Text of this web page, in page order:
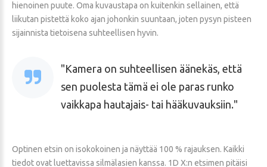
hienoinen puute. Oma kuvaustapa on kuitenkin sellainen, että
liikutan pistettä koko ajan johonkin suuntaan, joten pysyn pisteen
sijainnista tietoisena suhteellisen hyvin.
Kamera on suhteellisen äänekäs, että
sen puolesta tämä ei ole paras runko
vaikkapa hautajais- tai hääkuvauksiin.
Optinen etsin on isokokoinen ja näyttää 100 % rajauksen. Kaikki
tiedot ovat luettavissa silmälasien kanssa. 1D X:n etsimen pitäisi